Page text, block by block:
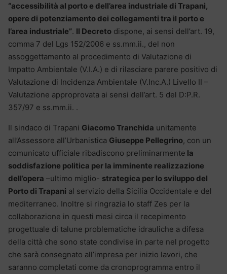
“accessibilità al porto e dell’area industriale di Trapani,
opere di potenziamento dei collegamenti tra il porto e
l’area industriale”. Il Decreto dispone, ai sensi dell’art. 19,
comma 7 del Lgs 152/2006 e ss.mm.ii., del non
assoggettamento al procedimento di Valutazione di
Impatto Ambientale (V.I.A.) e di rilasciare parere positivo di
Valutazione di Incidenza Ambientale (V.Inc.A.) Livello II –
Valutazione approprovata ai sensi dell’art. 5 del D:P.R.
357/97 e ss.mm.ii. .
Il sindaco di Trapani Giacomo Tranchida unitamente
all’Assessore all’Urbanistica Giuseppe Pellegrino, con un
comunicato ufficiale ribadiscono preliminarmente la
soddisfazione politica per la imminente realizzazione
dell’opera –ultimo miglio- strategica per lo sviluppo del
Porto di Trapani al servizio della Sicilia Occidentale e del
mediterraneo. Inoltre si ringrazia lo staff Zes per la
collaborazione in questi mesi circa il recepimento
progettuale di talune problematiche idrauliche a difesa
della città che sono state condivise in parte nel progetto
che sarà consegnato all’impresa per inizio lavori, che
saranno completati come da cronoprogramma entro il